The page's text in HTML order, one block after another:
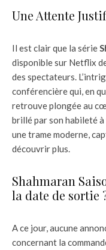
Une Attente
Il est clair que la série
disponible sur Netflix
des spectateurs.
conférencière qui, en
retrouve plongée au
brillé par son habileté
une trame moderne,
découvrir plus.
Shahmaran
la date de sortie
A ce jour, aucune
concernant la